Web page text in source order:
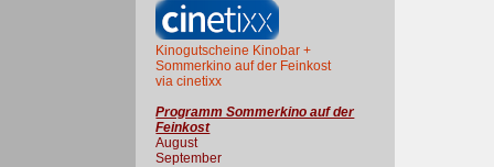
Kinogutscheine Kinobar +
Sommerkino auf der Feinkost
via cinetixx
Programm Sommerkino auf der
Feinkost
August
September